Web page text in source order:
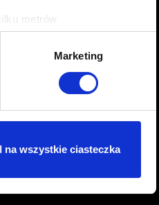
metrów
(fingerprinting, czyli
preferencje wsekcji
chwili.
i analizować
społecznościowym,
od Ciebie lub
Marketing
na wszystkie ciasteczka